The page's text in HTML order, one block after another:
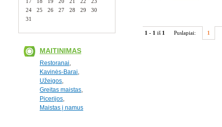
24
25 26 27 28 29
30
31
MAITINIMAS
Restoranai,
Kavinės-Barai,
Užeigos,
Greitas maistas,
Picerijos,
Maistas į namus
1 - 1 iš 1 Puslapiai: 1